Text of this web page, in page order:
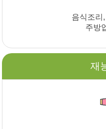
음식조리
주방
재